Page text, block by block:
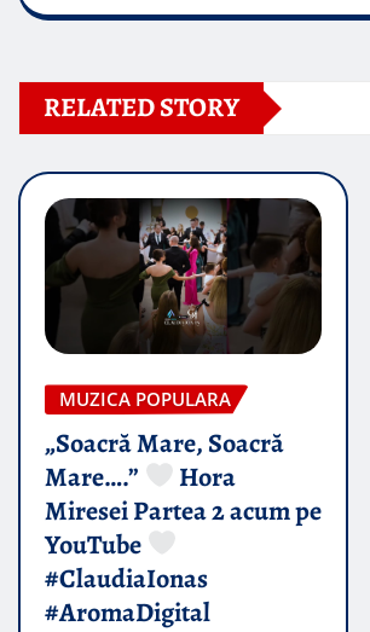
RELATED STORY
MUZICA POPULARA
„Soacră Mare, Soacră
Mare….”
Hora
Miresei Partea 2 acum pe
YouTube
#ClaudiaIonas
#AromaDigital